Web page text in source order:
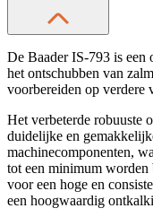
De Baader IS-793 is een
het ontschubben van
voorbereiden op verdere
Het verbeterde robuuste
duidelijke en
machinecomponenten,
tot een minimum worden
voor een hoge en
een hoogwaardig